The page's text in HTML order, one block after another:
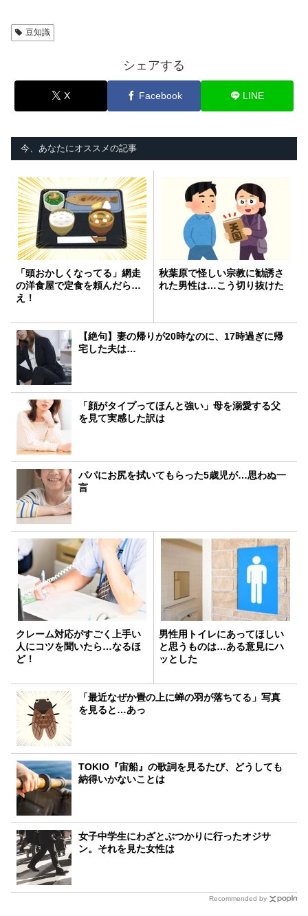
豆知識
シェアする
X Facebook LINE
今、あなたにオススメの記事
「頭おかしくなってる」網走
の洋食屋で定食を頼んだら…
え！
秋葉原で怪しい宗教に勧誘さ
れた男性は…こう切り抜けた
【絶句】妻の帰りが20時なのに、17時過ぎに帰
宅した夫は…
「顔がタイプってほんと強い」母を溺愛する父
を見て実感した訳は
パパにお尻を拭いてもらった5歳児が…思わぬ一
言
クレーム対応がすごく上手い
人にコツを聞いたら…なるほ
ど！
男性用トイレにあってほしい
と思うものは…ある意見にハ
ッとした
「最近なぜか畳の上に蝉の羽が落ちてる」写真
を見ると…あっ
TOKIO『宙船』の歌詞を見るたび、どうしても
納得いかないことは
女子中学生にわざとぶつかりに行ったオジサ
ン。それを見た女性は
Recommended by